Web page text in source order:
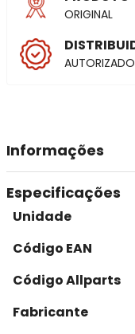
ORIGINAL
AUTORIZADO
Informações
Especificações
Unidade
Código EAN
Código Allparts
Fabricante